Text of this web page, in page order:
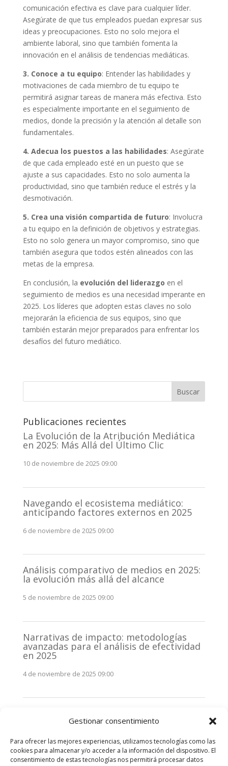
Gestionar consentimiento
Para ofrecer las mejores experiencias, utilizamos tecnologías como las
cookies para almacenar y/o acceder a la información del dispositivo. El
consentimiento de estas tecnologías nos permitirá procesar datos
comunicación efectiva es clave para cualquier líder.
Asegúrate de que tus empleados puedan expresar sus
ideas y preocupaciones. Esto no solo mejora el
ambiente laboral, sino que también fomenta la
innovación en el análisis de tendencias mediáticas.
3. Conoce a tu equipo: Entender las habilidades y
motivaciones de cada miembro de tu equipo te
permitirá asignar tareas de manera más efectiva. Esto
es especialmente importante en el seguimiento de
medios, donde la precisión y la atención al detalle son
fundamentales.
4. Adecua los puestos a las habilidades: Asegúrate
de que cada empleado esté en un puesto que se
ajuste a sus capacidades. Esto no solo aumenta la
productividad, sino que también reduce el estrés y la
desmotivación.
5. Crea una visión compartida de futuro: Involucra
a tu equipo en la definición de objetivos y estrategias.
Esto no solo genera un mayor compromiso, sino que
también asegura que todos estén alineados con las
metas de la empresa.
En conclusión, la evolución del liderazgo en el
seguimiento de medios es una necesidad imperante en
2025. Los líderes que adopten estas claves no solo
mejorarán la eficiencia de sus equipos, sino que
también estarán mejor preparados para enfrentar los
desafíos del futuro mediático.
Buscar
Publicaciones recientes
La Evolución de la Atribución Mediática
en 2025: Más Allá del Último Clic
10 de noviembre de 2025 09:00
Navegando el ecosistema mediático:
anticipando factores externos en 2025
6 de noviembre de 2025 09:00
Análisis comparativo de medios en 2025:
la evolución más allá del alcance
5 de noviembre de 2025 09:00
Narrativas de impacto: metodologías
avanzadas para el análisis de efectividad
en 2025
4 de noviembre de 2025 09:00
stakeholders en 2025: La clave de la
3 de noviembre de 2025 09:00